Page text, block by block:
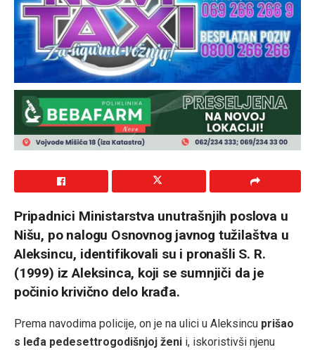
Pripadnici Ministarstva unutrašnjih poslova u
Nišu, po nalogu Osnovnog javnog tužilaštva u
Aleksincu, identifikovali su i pronašli S. R.
(1999) iz Aleksinca, koji se sumnjiči da je
počinio krivično delo krađa.
Prema navodima policije, on je na ulici u Aleksincu prišao
s leđa pedesettrogodišnjoj ženi i, iskoristivši njenu